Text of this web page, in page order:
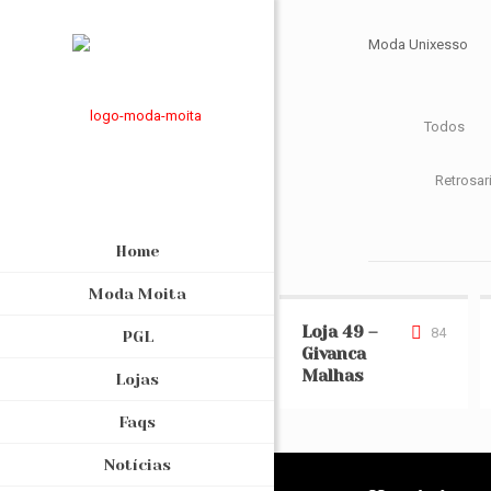
Home
Moda Moita
PGL
Lojas
Faqs
Notícias
Moda Unixesso
Todos
Loja 49 – Givanca Malhas
Loja 49 –
Givanca
Malhas
84